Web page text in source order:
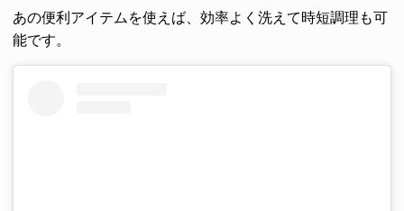
あの便利アイテムを使えば、効率よく洗えて時短調理も可
能です。